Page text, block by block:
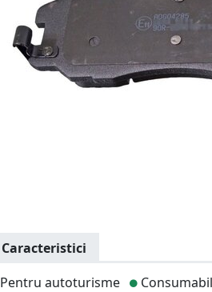
Caracteristici
Pentru autoturisme